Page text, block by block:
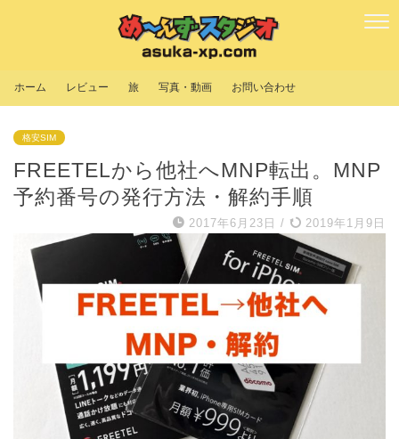
ホーム レビュー 旅 写真・動画 お問い合わせ
格安SIM
FREETELから他社へMNP転出。MNP
予約番号の発行方法・解約手順
2017年6月23日 / 2019年1月9日